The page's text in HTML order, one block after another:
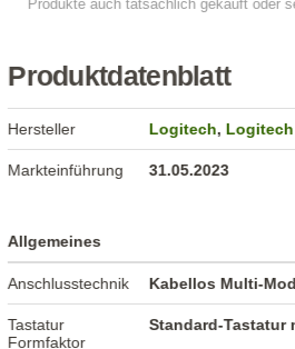
Produktdatenblatt
Hersteller Logitech,
Markteinführung 31.05.2023
Allgemeines
Anschlusstechnik Kabellos Multi-
Tastatur
Formfaktor
Standard-Tastatur